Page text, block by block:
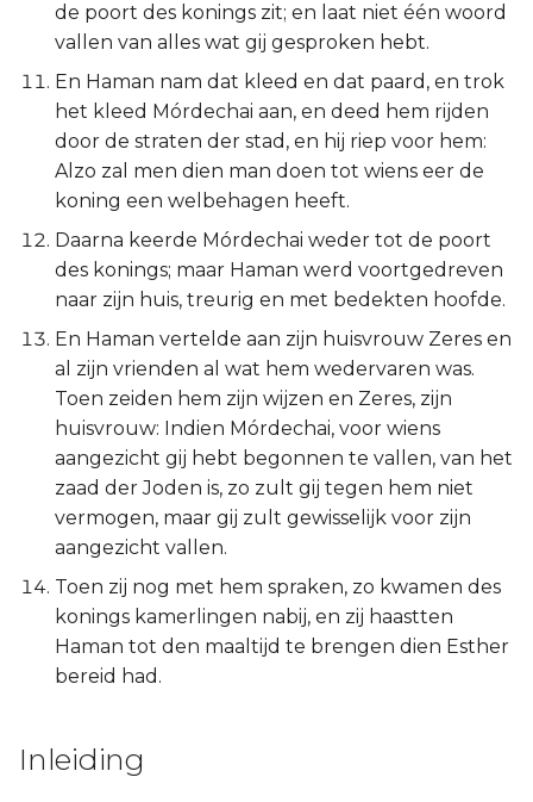
de poort des konings zit; en laat niet één woord
vallen van alles wat gij gesproken hebt.
En Haman nam dat kleed en dat paard, en trok
het kleed Mórdechai aan, en deed hem rijden
door de straten der stad, en hij riep voor hem:
Alzo zal men dien man doen tot wiens eer de
koning een welbehagen heeft.
Daarna keerde Mórdechai weder tot de poort
des konings; maar Haman werd voortgedreven
naar zijn huis, treurig en met bedekten hoofde.
En Haman vertelde aan zijn huisvrouw Zeres en
al zijn vrienden al wat hem wedervaren was.
Toen zeiden hem zijn wijzen en Zeres, zijn
huisvrouw: Indien Mórdechai, voor wiens
aangezicht gij hebt begonnen te vallen, van het
zaad der Joden is, zo zult gij tegen hem niet
vermogen, maar gij zult gewisselijk voor zijn
aangezicht vallen.
Toen zij nog met hem spraken, zo kwamen des
konings kamerlingen nabij, en zij haastten
Haman tot den maaltijd te brengen dien Esther
bereid had.
Inleiding